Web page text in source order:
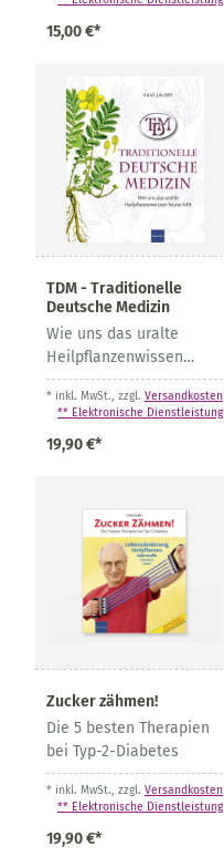
15,00 €*
TDM - Traditionelle
Deutsche Medizin
19,90 €*
Wie uns das uralte
Heilpflanzenwissen
heute hilft
* inkl. MwSt., zzgl. Versandkosten
** Elektronische Dienstleistung
Zucker zähmen!
19,90 €*
Die 5 besten Therapien
bei Typ-2-Diabetes
* inkl. MwSt., zzgl. Versandkosten
** Elektronische Dienstleistung